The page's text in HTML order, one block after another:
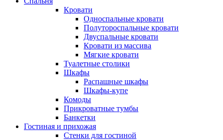
Кровати
Односпальные кровати
Полутороспальные кровати
Двуспальные кровати
Кровати из массива
Мягкие кровати
Туалетные столики
Шкафы
Распашные шкафы
Шкафы-купе
Комоды
Прикроватные тумбы
Банкетки
Гостиная и прихожая
Стенки для гостиной